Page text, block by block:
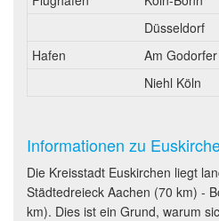
Düsseldorf
Hafen
Am
Niehl Köln
Informationen zu
Die Kreisstadt Euskirchen liegt
Städtedreieck Aachen (70 km) -
km). Dies ist ein Grund, warum